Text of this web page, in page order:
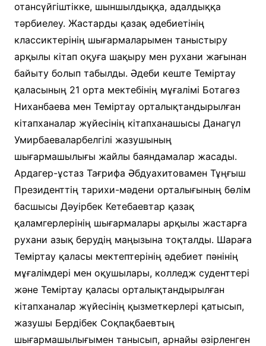
отансүйгіштікке, шыншылдыққа, адалдыққа
тәрбиелеу. Жастарды қазақ әдебиетінің
классиктерінің шығармаларымен таныстыру
арқылы кітап оқуға шақыру мен рухани жағынан
байыту болып табылды. Әдеби кеште Теміртау
қаласының 21 орта мектебінің мұғалімі Ботагөз
Ниханбаева мен Теміртау орталықтандырылған
кітапханалар жүйесінің кітапханашысы Данагүл
Умирбаеваларбелгілі жазушының
шығармашылығы жайлы баяндамалар жасады.
Ардагер-ұстаз Тағрифа Әбдуахитовамен Тұңғыш
Президенттің тарихи-мәдени орталығының бөлім
басшысы Дәуірбек Кетебаевтар қазақ
қаламгерлерінің шығармалары арқылы жастарға
рухани азық берудің маңызына тоқталды. Шараға
Теміртау қаласы мектептерінің әдебиет пәнінің
мұғалімдері мен оқушылары, колледж суденттері
және Теміртау қаласы орталықтандырылған
кітапханалар жүйесінің қызметкерлері қатысып,
жазушы Бердібек Соқпақбаевтың
шығармашылығымен танысып, арнайы әзірленген